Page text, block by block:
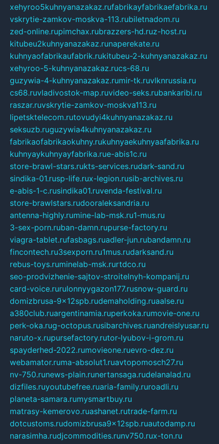
xehyroo5kuhnyanazakaz.rufabrikayfabrikaefabrika.ru
vskrytie-zamkov-moskva-113.rubiletnadom.ru
zed-online.rupimchax.rubrazzers-hd.ruz-host.ru
kitubeu2kuhnyanazakaz.runaperekate.ru
kuhnyaofabrikaufabrik.rukitubeu-2-kuhnyanazakaz.ru
xehyroo-5-kuhnyanazakaz.rucs-68.ru
guzywia-4-kuhnyanazakaz.rumir-tk.ruvlknrussia.ru
cs68.ruvladivostok-map.ruvideo-seks.rubankaribi.ru
raszar.ruvskrytie-zamkov-moskva113.ru
lipetsktelecom.rutovudyi4kuhnyanazakaz.ru
seksuzb.ruguzywia4kuhnyanazakaz.ru
fabrikaofabrikaokuhny.rukuhnyaekuhnyaafabrika.ru
kuhnyaykuhnyayfabrika.rue-abis1c.ru
store-brawl-stars.rukts-services.rudark-sand.ru
sindika-01.rusp-life.rux-legion.rusib-archives.ru
e-abis-1-c.rusindika01.ruvenda-festival.ru
store-brawlstars.rudooraleksandria.ru
antenna-highly.rumine-lab-msk.ru1-mus.ru
3-sex-porn.ruban-damn.rupurse-factory.ru
viagra-tablet.rufasbags.ruadler-jun.rubandamn.ru
fincontech.ru3sexporn.ru1mus.rudarksand.ru
rebus-toys.ruminelab-msk.rurtdco.ru
seo-prodvizhenie-sajtov-stroitelnyh-kompanij.ru
card-voice.rurulonnyygazon177.rusnow-guard.ru
domizbrusa-9x12spb.rudemaholding.ruaalse.ru
a380club.ruargentinamia.ruperkoka.rumovie-one.ru
perk-oka.rug-octopus.rusibarchives.ruandreislyusar.ru
naruto-x.rupursefactory.rutor-lyubov-i-grom.ru
spayderhed-2022.rumovieone.ruevro-dez.ru
webamator.ruma-absolut1.ruavtopomosch27.ru
nv-750.runews-plain.runertansaga.rudelanalad.ru
dizfiles.ruyoutubefree.ruaria-family.ruroadli.ru
planeta-samara.rumysmartbuy.ru
matrasy-kemerovo.ruashanet.rutrade-farm.ru
dotcustoms.rudomizbrusa9x12spb.ruautodamp.ru
narasimha.rudjcommodities.runv750.rux-ton.ru